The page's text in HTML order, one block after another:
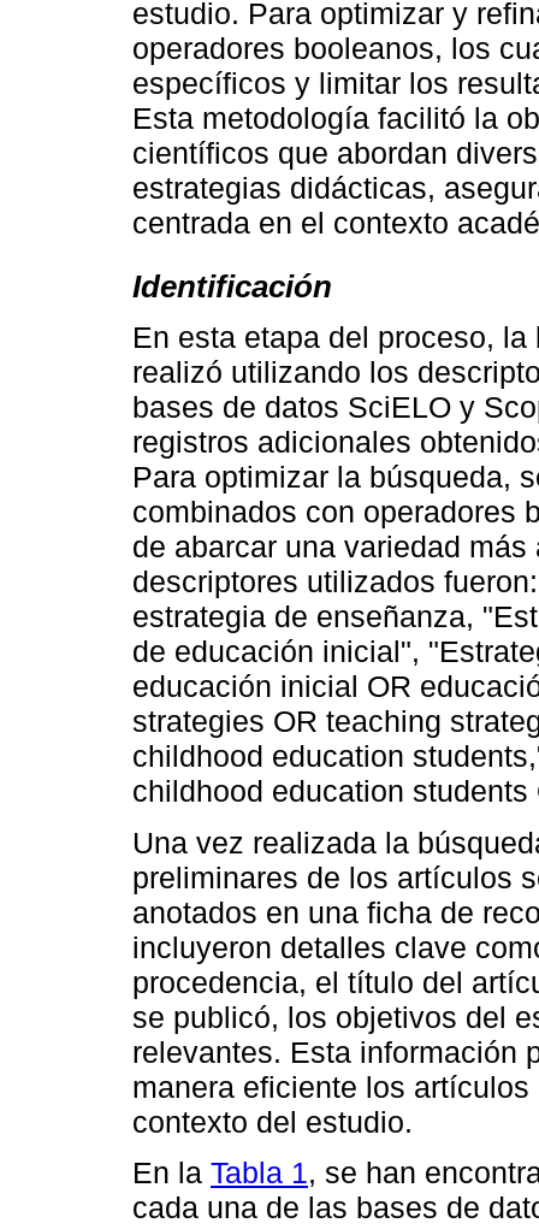
estudio. Para optimizar y
operadores booleanos, los
específicos y limitar los
Esta metodología facilitó la
científicos que abordan
estrategias didácticas,
centrada en el contexto
Identificación
En esta etapa del proceso,
realizó utilizando los
bases de datos SciELO y
registros adicionales
Para optimizar la búsqueda,
combinados con operadores
de abarcar una variedad
descriptores utilizados
estrategia de enseñanza,
de educación inicial",
educación inicial OR
strategies OR teaching
childhood education
childhood education
Una vez realizada la
preliminares de los artículos
anotados en una ficha de
incluyeron detalles clave
procedencia, el título del
se publicó, los objetivos del
relevantes. Esta información
manera eficiente los
contexto del estudio.
En la Tabla 1, se han
cada una de las bases de